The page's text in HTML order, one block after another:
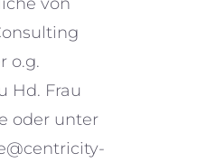
o.g.
Hd. Frau
oder unter